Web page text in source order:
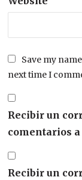
Save my
next time I
Recibir un
comentarios
Recibir un